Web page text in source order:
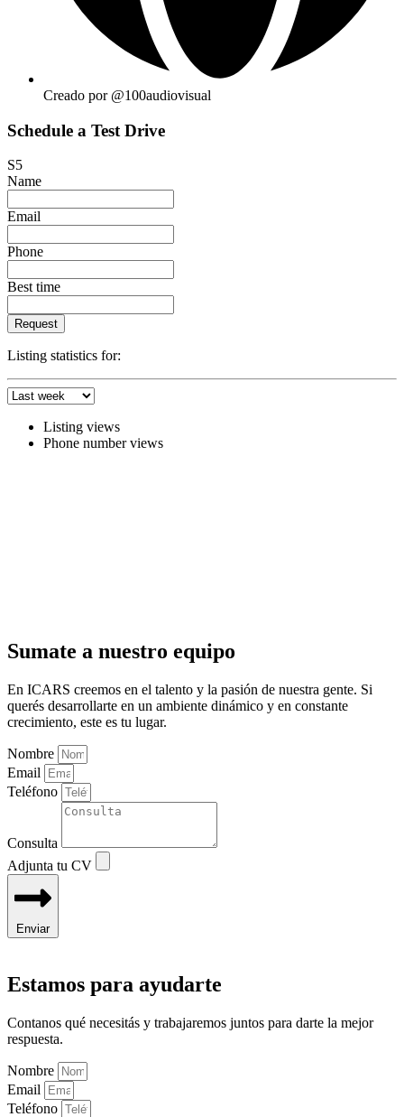
Creado por @100audiovisual
Schedule a Test Drive
S5
Name
Email
Phone
Best time
Request
Listing statistics for:
Listing views
Phone number views
Sumate a nuestro equipo
En ICARS creemos en el talento y la pasión de nuestra gente. Si
querés desarrollarte en un ambiente dinámico y en constante
crecimiento, este es tu lugar.
Nombre
Email
Teléfono
Consulta
Adjunta tu CV
Enviar
Estamos para ayudarte
Contanos qué necesitás y trabajaremos juntos para darte la mejor
respuesta.
Nombre
Email
Teléfono